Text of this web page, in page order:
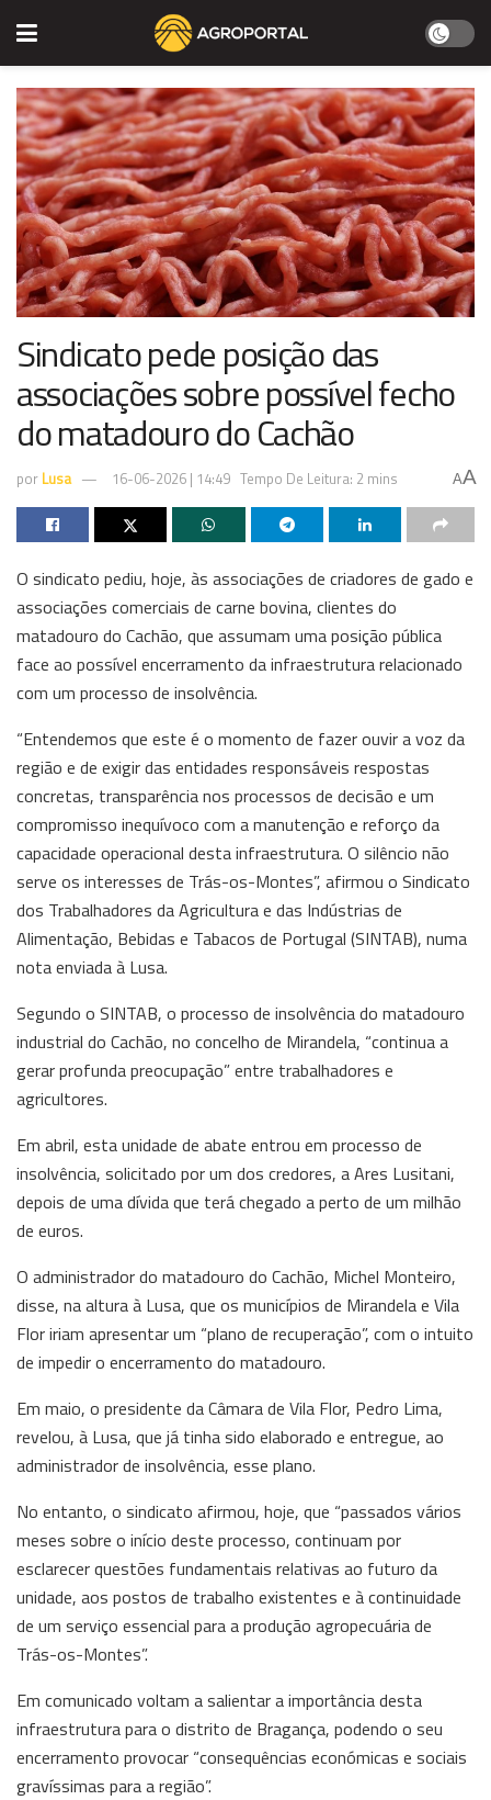
Sindicato pede posição das
associações sobre possível fecho
do matadouro do Cachão
por Lusa 16-06-2026 | 14:49 Tempo De Leitura: 2 mins AA
O sindicato pediu, hoje, às associações de criadores de gado e
associações comerciais de carne bovina, clientes do
matadouro do Cachão, que assumam uma posição pública
face ao possível encerramento da infraestrutura relacionado
com um processo de insolvência.
“Entendemos que este é o momento de fazer ouvir a voz da
região e de exigir das entidades responsáveis respostas
concretas, transparência nos processos de decisão e um
compromisso inequívoco com a manutenção e reforço da
capacidade operacional desta infraestrutura. O silêncio não
serve os interesses de Trás-os-Montes”, afirmou o Sindicato
dos Trabalhadores da Agricultura e das Indústrias de
Alimentação, Bebidas e Tabacos de Portugal (SINTAB), numa
nota enviada à Lusa.
Segundo o SINTAB, o processo de insolvência do matadouro
industrial do Cachão, no concelho de Mirandela, “continua a
gerar profunda preocupação” entre trabalhadores e
agricultores.
Em abril, esta unidade de abate entrou em processo de
insolvência, solicitado por um dos credores, a Ares Lusitani,
depois de uma dívida que terá chegado a perto de um milhão
de euros.
O administrador do matadouro do Cachão, Michel Monteiro,
disse, na altura à Lusa, que os municípios de Mirandela e Vila
Flor iriam apresentar um “plano de recuperação”, com o intuito
de impedir o encerramento do matadouro.
Em maio, o presidente da Câmara de Vila Flor, Pedro Lima,
revelou, à Lusa, que já tinha sido elaborado e entregue, ao
administrador de insolvência, esse plano.
No entanto, o sindicato afirmou, hoje, que “passados vários
meses sobre o início deste processo, continuam por
esclarecer questões fundamentais relativas ao futuro da
unidade, aos postos de trabalho existentes e à continuidade
de um serviço essencial para a produção agropecuária de
Trás-os-Montes”.
Em comunicado voltam a salientar a importância desta
infraestrutura para o distrito de Bragança, podendo o seu
encerramento provocar “consequências económicas e sociais
gravíssimas para a região”.